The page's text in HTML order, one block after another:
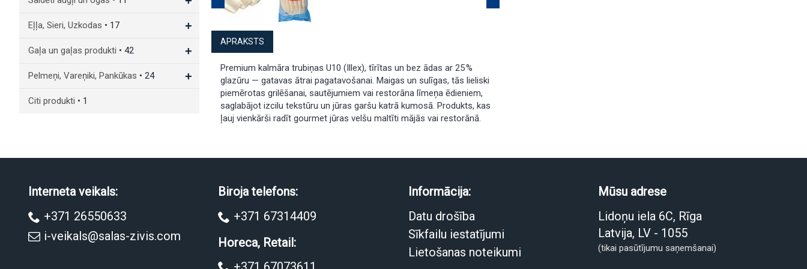
Eļļa, Sieri, Uzkodas • 17 +
Gaļa un gaļas produkti • 42 +
Pelmeņi, Vareņiki, Pankūkas • 24 +
Citi produkti • 1
APRAKSTS
Premium kalmāra trubiņas U10 (Illex), tīrītas un bez ādas ar 25 %
glazūru — gatavas ātrai pagatavošanai. Maigas un sulīgas, tās lieliski
piemērotas grilēšanai, sautējumiem vai restorāna līmeņa ēdieniem,
saglabājot izcilu tekstūru un jūras garšu katrā kumosā. Produkts, kas
ļauj vienkārši radīt gourmet jūras velšu maltīti mājās vai restorānā.
Interneta veikals:
+371 26550633
i-veikals@salas-zivis.com
Biroja telefons:
+371 67314409
Horeca, Retail:
Informācija:
Datu drošība
Sīkfailu iestatījumi
Lietošanas noteikumi
Mūsu adrese
Lidoņu iela 6C, Rīga
Latvija, LV - 1055
(tikai pasūtījumu saņemšanai)